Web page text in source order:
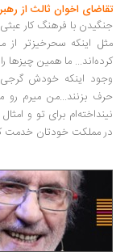
اخوان ثالث از رهبر
با فرهنگ کار عبثی است...
اینکه سحرخیزتر از ما
ما همین چیزها را
اینکه خودش گرجی
بزنند...من میرم رو
برای تو و امثال تو
مملکت خودتان خدمت کنید...